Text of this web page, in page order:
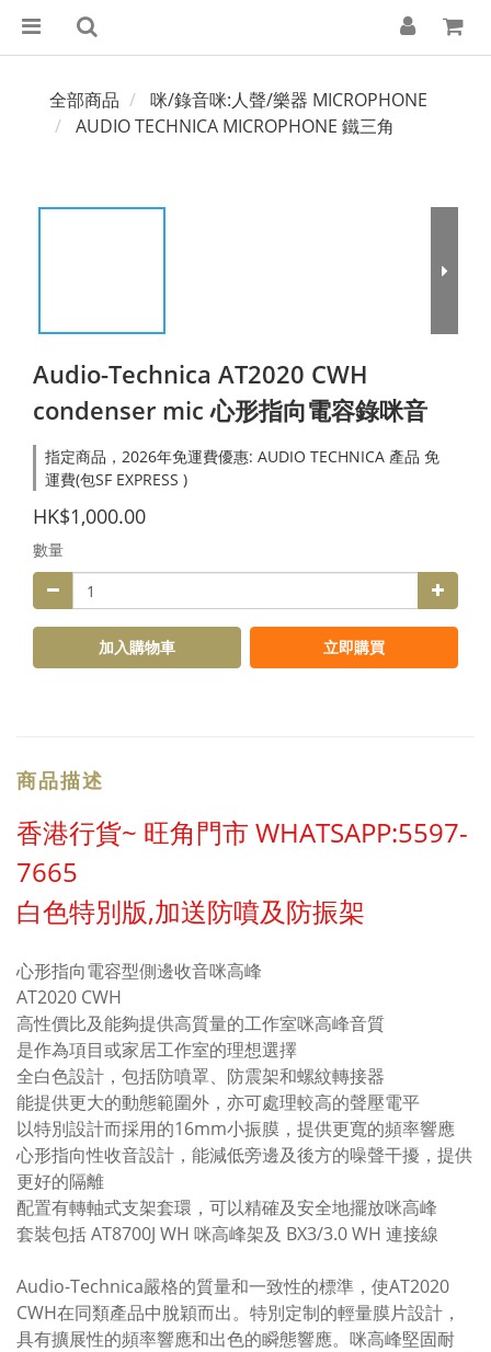
全部商品
咪/錄音咪:人聲/樂器 MICROPHONE
AUDIO TECHNICA MICROPHONE 鐵三角
Audio-Technica AT2020 CWH
condenser mic 心形指向電容錄咪音
指定商品，2026年免運費優惠: AUDIO TECHNICA 產品 免
運費(包SF EXPRESS )
HK$1,000.00
數量
加入購物車 立即購買
商品描述
香港行貨~ 旺角門市 WHATSAPP:5597-
7665
白色特別版,加送防噴及防振架
心形指向電容型側邊收音咪高峰
AT2020 CWH
高性價比及能夠提供高質量的工作室咪高峰音質
是作為項目或家居工作室的理想選擇
全白色設計，包括防噴罩、防震架和螺紋轉接器
能提供更大的動態範圍外，亦可處理較高的聲壓電平
以特別設計而採用的16mm小振膜，提供更寬的頻率響應
心形指向性收音設計，能減低旁邊及後方的噪聲干擾，提供
更好的隔離
配置有轉軸式支架套環，可以精確及安全地擺放咪高峰
套裝包括 AT8700J WH 咪高峰架及 BX3/3.0 WH 連接線
Audio-Technica嚴格的質量和一致性的標準，使AT2020
CWH在同類產品中脫穎而出。特別定制的輕量膜片設計，
具有擴展性的頻率響應和出色的瞬態響應。咪高峰堅固耐